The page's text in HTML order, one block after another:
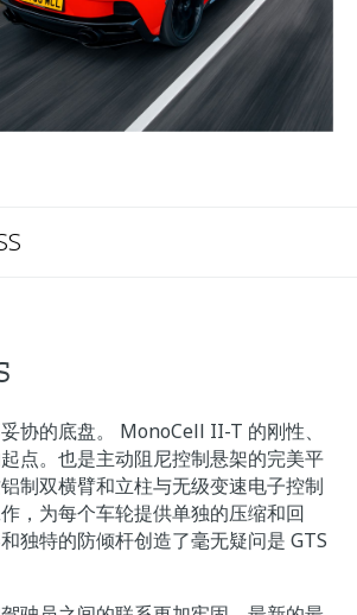
协的底盘。 MonoCell II-T 的刚性、
点。也是主动阻尼控制悬架的完美平
制双横臂和立柱与无级变速电子控制
，为每个车轮提供单独的压缩和回
独特的防倾杆创造了毫无疑问是 GTS